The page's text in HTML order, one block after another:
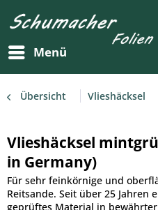
Menü
Übersicht Vlieshäcksel
Vlieshäcksel
in Germany)
Für sehr feinkörnige und
Reitsande. Seit über 25 Jahren
geprüftes Material in